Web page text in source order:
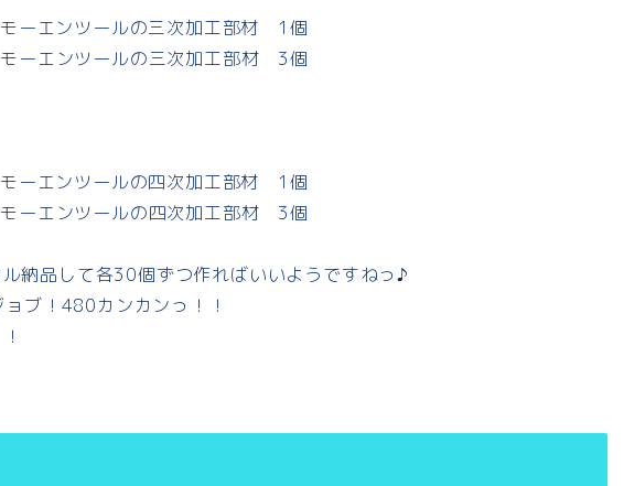
ーエンツールの三次加工部材 1個
ールの三次加工部材 3個
ーエンツールの四次加工部材 1個
ールの四次加工部材 3個
納品して各30個ずつ作ればいいようですねっ♪
ブ！480カンカンっ！！